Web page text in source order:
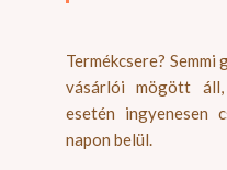
Termékcsere?
vásárlói mögött
esetén ingyenesen
napon belül.